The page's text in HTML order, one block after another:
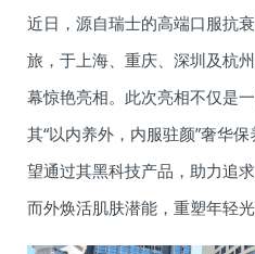
近日，源自瑞士的高端口服抗
旅，于上海、重庆、深圳及杭
幕惊艳亮相。此次亮相不仅是
其“以内养外，内服驻颜”奢华
望通过其黑科技产品，助力追
而外焕活肌肤潜能，重塑年轻光